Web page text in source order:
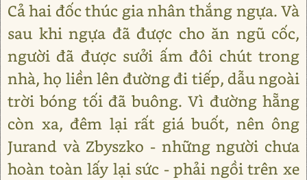
Cả hai đốc thúc gia nhân thắng ngựa. Và
sau khi ngựa đã được cho ăn ngũ cốc,
người đã được sưởi ấm đôi chút trong
nhà, họ liền lên đường đi tiếp, dẫu ngoài
trời bóng tối đã buông. Vì đường hẵng
còn xa, đêm lại rất giá buốt, nên ông
Jurand và Zbyszko - những người chưa
hoàn toàn lấy lại sức - phải ngồi trên xe